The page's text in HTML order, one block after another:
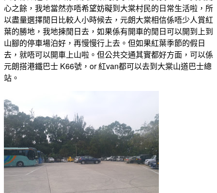
心之餘，我地當然亦唔希望妨礙到大棠村民的日常生活啦，所
以盡量選擇閒日比較人小時候去，元朗大棠相信係唔少人賞紅
葉的勝地，我地揀閒日去，如果係有開車的閒日可以開到上到
山腳的停車場泊好，再慢慢行上去。但如果紅葉季節的假日
去，就唔可以開車上山啦。但公共交通其實都好方面，可以係
元朗搭港鐵巴士 K66號，or 紅van都可以去到大棠山道巴士總
站。